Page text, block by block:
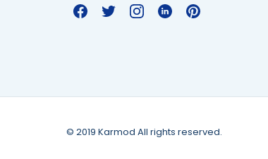
© 2019 Karmod All rights reserved.